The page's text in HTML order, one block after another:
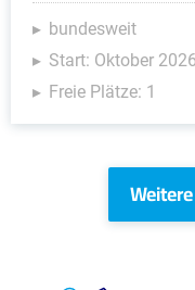
bundesweit
Start: Oktober 2026
Freie Plätze: 1